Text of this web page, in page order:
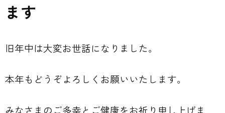
ます
旧年中は大変お世話になりました。
本年もどうぞよろしくお願いいたします。
みなさまのご多幸とご健康をお祈り申し上げま